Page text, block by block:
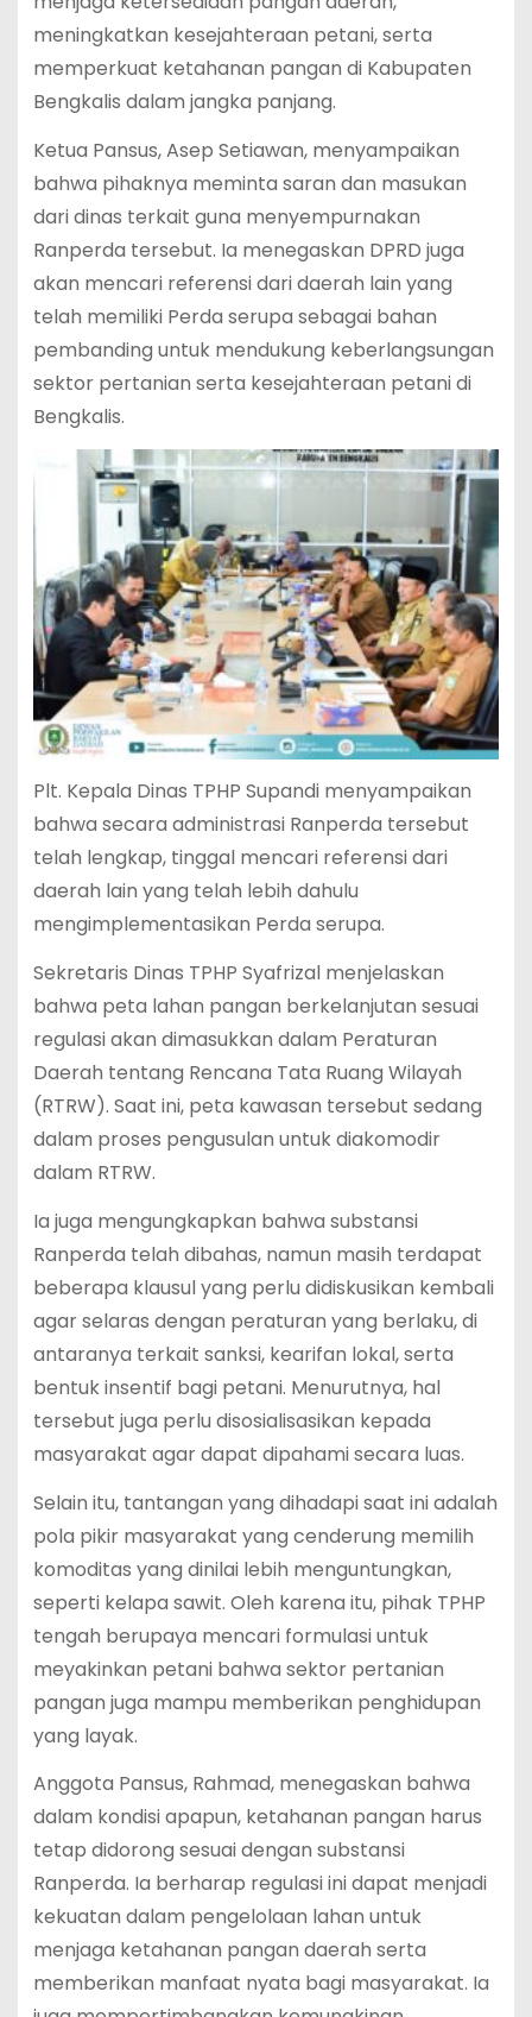
meningkatkan kesejahteraan petani, serta
memperkuat ketahanan pangan di Kabupaten
Bengkalis dalam jangka panjang.
Ketua Pansus, Asep Setiawan, menyampaikan
bahwa pihaknya meminta saran dan masukan
dari dinas terkait guna menyempurnakan
Ranperda tersebut. Ia menegaskan DPRD juga
akan mencari referensi dari daerah lain yang
telah memiliki Perda serupa sebagai bahan
pembanding untuk mendukung keberlangsungan
sektor pertanian serta kesejahteraan petani di
Bengkalis.
Plt. Kepala Dinas TPHP Supandi menyampaikan
bahwa secara administrasi Ranperda tersebut
telah lengkap, tinggal mencari referensi dari
daerah lain yang telah lebih dahulu
mengimplementasikan Perda serupa.
Sekretaris Dinas TPHP Syafrizal menjelaskan
bahwa peta lahan pangan berkelanjutan sesuai
regulasi akan dimasukkan dalam Peraturan
Daerah tentang Rencana Tata Ruang Wilayah
(RTRW). Saat ini, peta kawasan tersebut sedang
dalam proses pengusulan untuk diakomodir
dalam RTRW.
Ia juga mengungkapkan bahwa substansi
Ranperda telah dibahas, namun masih terdapat
beberapa klausul yang perlu didiskusikan kembali
agar selaras dengan peraturan yang berlaku, di
antaranya terkait sanksi, kearifan lokal, serta
bentuk insentif bagi petani. Menurutnya, hal
tersebut juga perlu disosialisasikan kepada
masyarakat agar dapat dipahami secara luas.
Selain itu, tantangan yang dihadapi saat ini adalah
pola pikir masyarakat yang cenderung memilih
komoditas yang dinilai lebih menguntungkan,
seperti kelapa sawit. Oleh karena itu, pihak TPHP
tengah berupaya mencari formulasi untuk
meyakinkan petani bahwa sektor pertanian
pangan juga mampu memberikan penghidupan
yang layak.
Anggota Pansus, Rahmad, menegaskan bahwa
dalam kondisi apapun, ketahanan pangan harus
tetap didorong sesuai dengan substansi
Ranperda. Ia berharap regulasi ini dapat menjadi
kekuatan dalam pengelolaan lahan untuk
menjaga ketahanan pangan daerah serta
memberikan manfaat nyata bagi masyarakat. Ia